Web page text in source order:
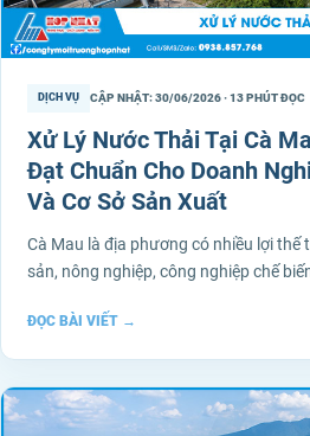
DỊCH VỤ CẬP NHẬT: 30/06/2026 · 13 PHÚT ĐỌC
Xử Lý Nước Thải Tại Cà
Đạt Chuẩn Cho Doanh
Và Cơ Sở Sản Xuất
Cà Mau là địa phương có nhiều lợi
sản, nông nghiệp, công nghiệp chế
ĐỌC BÀI VIẾT →